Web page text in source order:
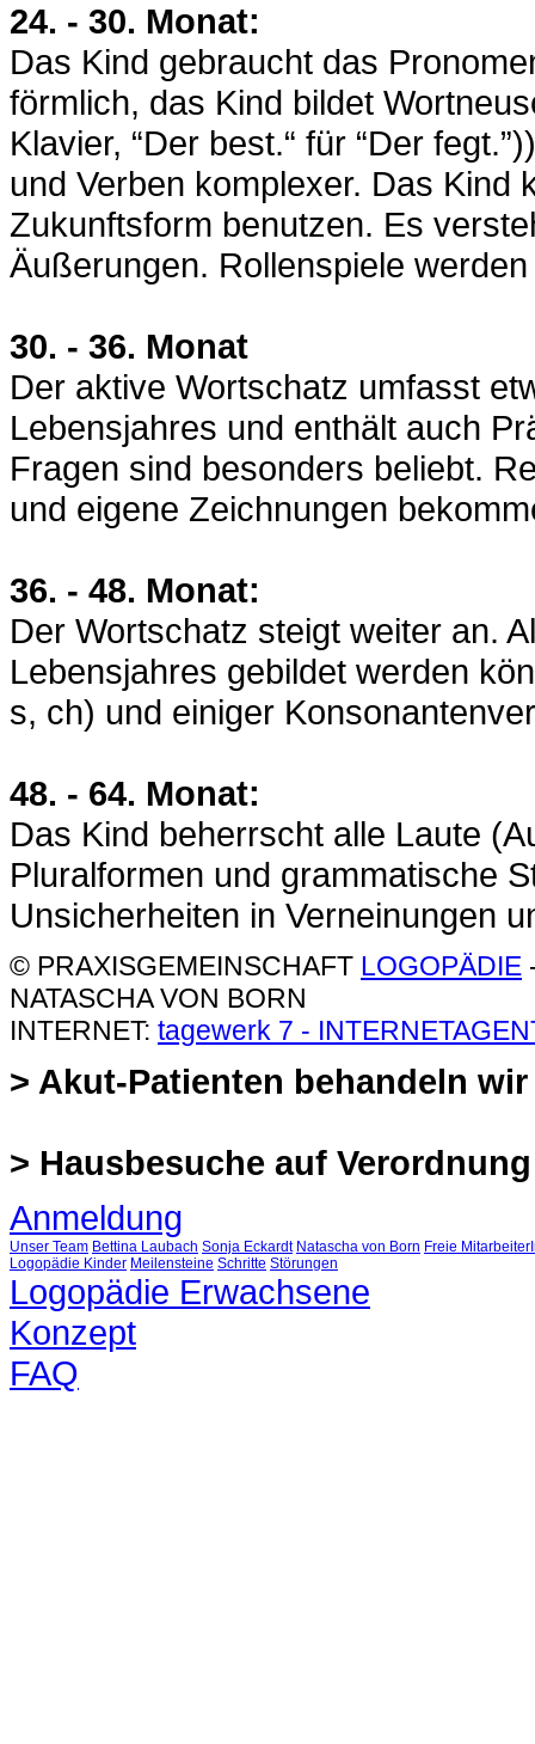
24. - 30. Monat:
Das Kind gebraucht das
förmlich, das Kind bildet
Klavier, “Der best.“ für “Der
und Verben komplexer. Das Kind
Zukunftsform benutzen. Es
Äußerungen. Rollenspiele
30. - 36. Monat
Der aktive Wortschatz umfasst
Lebensjahres und enthält auch
Fragen sind besonders beliebt.
und eigene Zeichnungen
36. - 48. Monat:
Der Wortschatz steigt weiter an.
Lebensjahres gebildet werden
s, ch) und einiger
48. - 64. Monat:
Das Kind beherrscht alle Laute
Pluralformen und grammatische
Unsicherheiten in Verneinungen
© PRAXISGEMEINSCHAFT LOGOPÄDIE
NATASCHA VON BORN
INTERNET: tagewerk 7 -
> Akut-Patienten behandeln
> Hausbesuche auf Verordnung
Anmeldung
Unser Team Bettina Laubach Sonja Eckardt Natascha von Born Freie
Logopädie Kinder Meilensteine Schritte Störungen
Logopädie Erwachsene
Konzept
FAQ